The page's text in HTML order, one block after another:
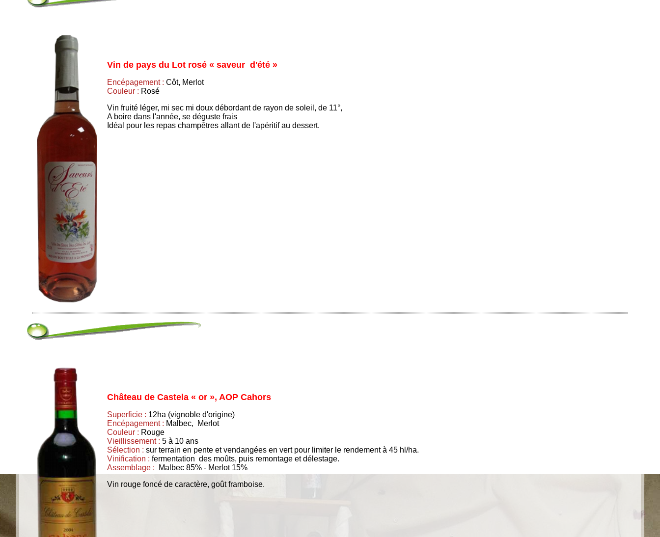
Vin de pays du Lot rosé « saveur d'été »
Encépagement :Côt, Merlot
Couleur : Rosé
Vin fruité léger, mi sec mi doux débordant de rayon de soleil, de 11°,
A boire dans l'année, se déguste frais
Idéal pour les repas champêtres allant de l'apéritif au dessert.
Château de Castela « or », AOP Cahors
Superficie : 12ha (vignoble d'origine)
Encépagement : Malbec, Merlot
Couleur : Rouge
Vieillissement :5 à 10 ans
Sélection : sur terrain en pente et vendangées en vert pour limiter le rendement à 45 hl/ha.
Vinification :fermentation des moûts, puis remontage et délestage.
Assemblage : Malbec 85% - Merlot 15%
Vin rouge foncé de caractère, goût framboise.